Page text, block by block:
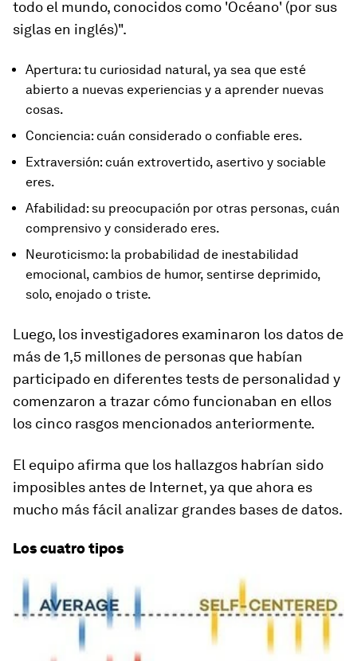
todo el mundo, conocidos como 'Océano' (por sus
siglas en inglés)".
Apertura: tu curiosidad natural, ya sea que esté
abierto a nuevas experiencias y a aprender nuevas
cosas.
Conciencia: cuán considerado o confiable eres.
Extraversión: cuán extrovertido, asertivo y sociable
eres.
Afabilidad: su preocupación por otras personas, cuán
comprensivo y considerado eres.
Neuroticismo: la probabilidad de inestabilidad
emocional, cambios de humor, sentirse deprimido,
solo, enojado o triste.
Luego, los investigadores examinaron los datos de
más de1,5 millones de personas que habían
participado en diferentes tests de personalidad y
comenzaron a trazar cómo funcionaban en ellos
los cinco rasgos mencionados anteriormente.
El equipo afirma que los hallazgos habrían sido
imposibles antes de Internet, ya que ahora es
mucho más fácil analizar grandes bases de datos.
Los cuatro tipos